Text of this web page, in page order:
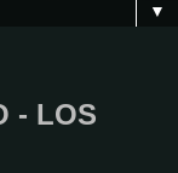
▼
- LOS